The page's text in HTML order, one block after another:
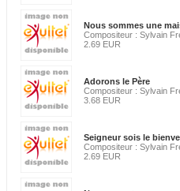
Nous sommes une
Compositeur : Sylvain
2.69 EUR
Adorons le Père
Compositeur : Sylvain
3.68 EUR
Seigneur sois le
Compositeur : Sylvain
2.69 EUR